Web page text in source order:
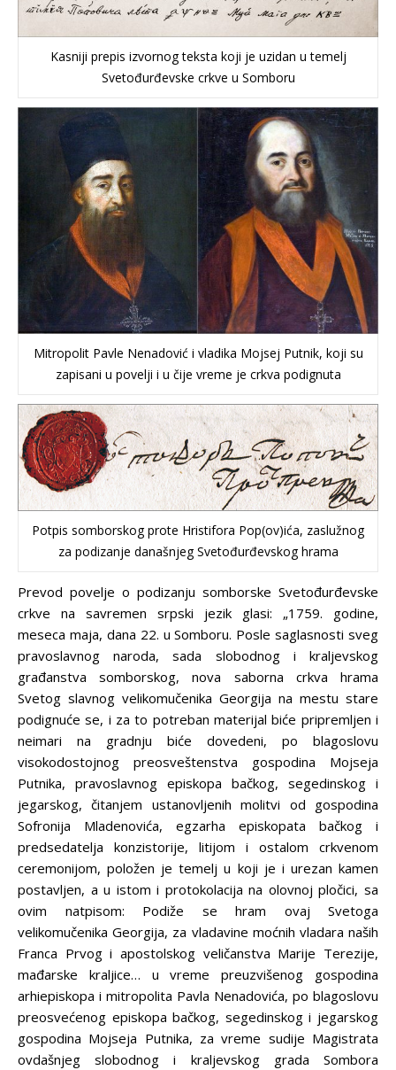
Kasniji prepis izvornog teksta koji je uzidan u temelj
Svetođurđevske crkve u Somboru
Mitropolit Pavle Nenadović i vladika Mojsej Putnik, koji su
zapisani u povelji i u čije vreme je crkva podignuta
Potpis somborskog prote Hristifora Pop(ov)ića, zaslužnog
za podizanje današnjeg Svetođurđevskog hrama
Prevod povelje o podizanju somborske Svetođurđevske
crkve na savremen srpski jezik glasi: „1759. godine,
meseca maja, dana 22. u Somboru. Posle saglasnosti sveg
pravoslavnog naroda, sada slobodnog i kraljevskog
građanstva somborskog, nova saborna crkva hrama
Svetog slavnog velikomučenika Georgija na mestu stare
podignuće se, i za to potreban materijal biće pripremljen i
neimari na gradnju biće dovedeni, po blagoslovu
visokodostojnog preosveštenstva gospodina Mojseja
Putnika, pravoslavnog episkopa bačkog, segedinskog i
jegarskog, čitanjem ustanovljenih molitvi od gospodina
Sofronija Mladenovića, egzarha episkopata bačkog i
predsedatelja konzistorije, litijom i ostalom crkvenom
ceremonijom, položen je temelj u koji je i urezan kamen
postavljen, a u istom i protokolacija na olovnoj pločici, sa
ovim natpisom: Podiže se hram ovaj Svetoga
velikomučenika Georgija, za vladavine moćnih vladara naših
Franca Prvog i apostolskog veličanstva Marije Terezije,
mađarske kraljice… u vreme preuzvišenog gospodina
arhiepiskopa i mitropolita Pavla Nenadovića, po blagoslovu
preosvećenog episkopa bačkog, segedinskog i jegarskog
gospodina Mojseja Putnika, za vreme sudije Magistrata
ovdašnjeg slobodnog i kraljevskog grada Sombora